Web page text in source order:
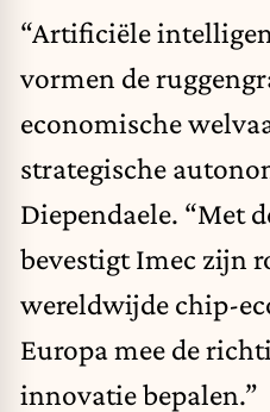
“Artificiële
vormen de
economische
strategische
Diependaele. “Met
bevestigt Imec zijn
wereldwijde chip-
Europa mee de
innovatie bepalen.”